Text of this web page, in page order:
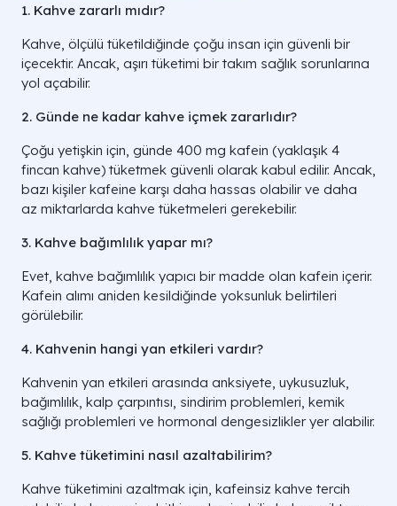
1. Kahve zararlı mıdır?
Kahve, ölçülü tüketildiğinde çoğu insan için güvenli bir
içecektir. Ancak, aşırı tüketimi bir takım sağlık sorunlarına
yol açabilir.
2. Günde ne kadar kahve içmek zararlıdır?
Çoğu yetişkin için, günde 400 mg kafein (yaklaşık 4
fincan kahve) tüketmek güvenli olarak kabul edilir. Ancak,
bazı kişiler kafeine karşı daha hassas olabilir ve daha
az miktarlarda kahve tüketmeleri gerekebilir.
3. Kahve bağımlılık yapar mı?
Evet, kahve bağımlılık yapıcı bir madde olan kafein içerir.
Kafein alımı aniden kesildiğinde yoksunluk belirtileri
görülebilir.
4. Kahvenin hangi yan etkileri vardır?
Kahvenin yan etkileri arasında anksiyete, uykusuzluk,
bağımlılık, kalp çarpıntısı, sindirim problemleri, kemik
sağlığı problemleri ve hormonal dengesizlikler yer alabilir.
5. Kahve tüketimini nasıl azaltabilirim?
Kahve tüketimini azaltmak için, kafeinsiz kahve tercih